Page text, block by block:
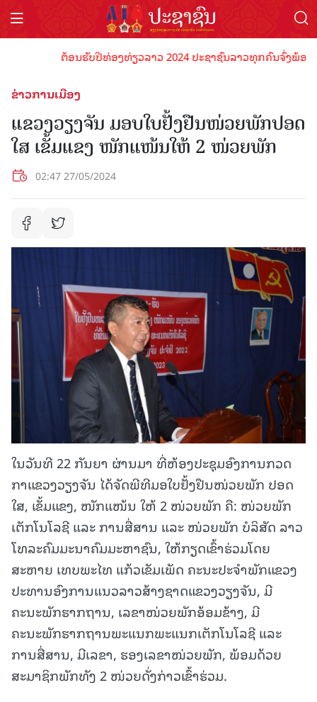
ຕ້ອນຮັບປີທ່ອງທ່ຽວລາວ 2024 ປະຊາຊົນລາວທຸກຄົນຈົ່ງພ້ອມເ
ຂ່າວການເມືອງ
ແຂວງວຽງຈັນ ມອບໃບຢັ້ງຢືນໜ່ວຍພັກປອດ
ໃສ ເຂັ້ມແຂງ ໜັກແໜ້ນໃຫ້ 2 ໜ່ວຍພັກ
02:47 27/05/2024
ໃນວັນທີ 22 ກັນຍາ ຜ່ານມາ ທີ່ຫ້ອງປະຊຸມອົງການກວດ
ກາແຂວງວຽງຈັນ ໄດ້ຈັດພີທີມອໃບຢັ້ງຢືນໜ່ວຍພັກ ປອດ
ໃສ, ເຂັ້ມແຂງ, ໜັກແໜ້ນ ໃຫ້ 2 ໜ່ວຍພັກ ຄື: ໜ່ວຍພັກ
ເຕັກໂນໂລຊີ ແລະ ການສື່ສານ ແລະ ໜ່ວຍພັກ ບໍລິສັດ ລາວ
ໂທລະຄົມມະນາຄົມມະຫາຊົນ, ໃຫ້ກຽດເຂົ້າຮ່ວມໂດຍ
ສະຫາຍ ເທບພະໄທ ແກ້ວເຂັມເພັດ ຄະນະປະຈຳພັກແຂວງ
ປະທານອົງການແນວລາວສ້າງຊາດແຂວງວຽງຈັນ, ມີ
ຄະນະພັກຮາກຖານ, ເລຂາໜ່ວຍພັກອ້ອມຂ້າງ, ມີ
ຄະນະພັກຮາກຖານພະແນກພະແນກເຕັກໂນໂລຊີ ແລະ
ການສື່ສານ, ມີເລຂາ, ຮອງເລຂາໜ່ວຍພັກ, ພ້ອມດ້ວຍ
ສະມາຊິກພັກທັງ 2 ໜ່ວຍດັ່ງກ່າວເຂົ້າຮ່ວມ.